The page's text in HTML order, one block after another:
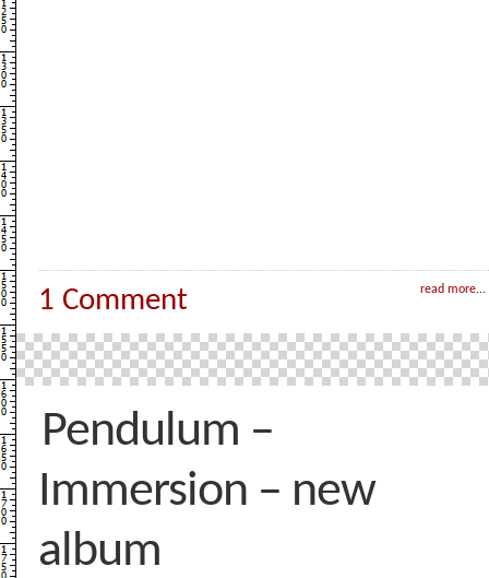
read more...
1 Comment
Pendulum –
Immersion – new
album